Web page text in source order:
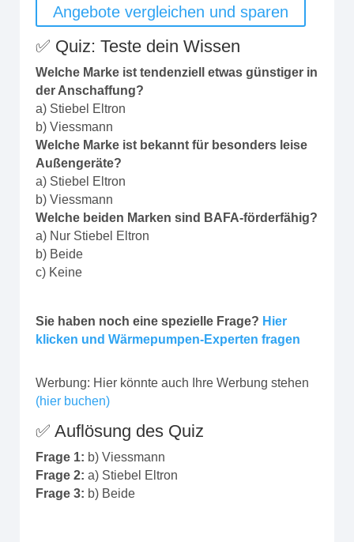
Angebote vergleichen und sparen
✅ Quiz: Teste dein Wissen
Welche Marke ist tendenziell etwas günstiger in
der Anschaffung?
a) Stiebel Eltron
b) Viessmann
Welche Marke ist bekannt für besonders leise
Außengeräte?
a) Stiebel Eltron
b) Viessmann
Welche beiden Marken sind BAFA-förderfähig?
a) Nur Stiebel Eltron
b) Beide
c) Keine
Sie haben noch eine spezielle Frage? Hier
klicken und Wärmepumpen-Experten fragen
Werbung: Hier könnte auch Ihre Werbung stehen
(hier buchen)
✅ Auflösung des Quiz
Frage 1: b) Viessmann
Frage 2: a) Stiebel Eltron
Frage 3: b) Beide